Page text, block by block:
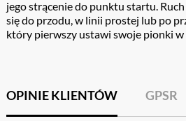
jego strącenie do punktu startu.
się do przodu, w linii prostej lub po
który pierwszy ustawi swoje pionki w
OPINIE KLIENTÓW GPSR